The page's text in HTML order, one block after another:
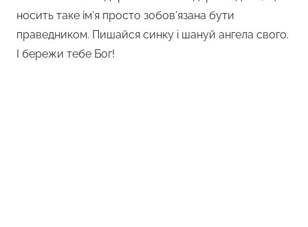
носить таке ім’я просто зобов’язана бути
праведником. Пишайся синку і шануй ангела свого.
І бережи тебе Бог!